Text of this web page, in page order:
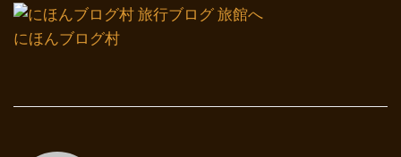
にほんブログ村